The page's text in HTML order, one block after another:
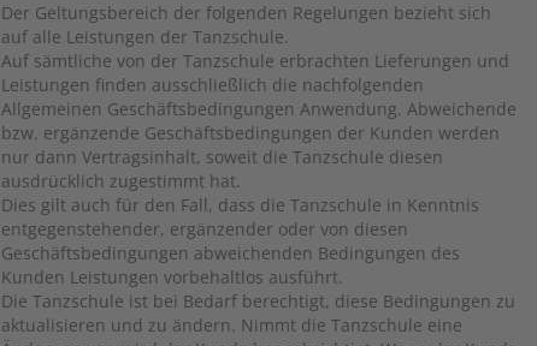
Der Geltungsbereich der folgenden Regelungen bezieht sich
auf alle Leistungen der Tanzschule.
Auf sämtliche von der Tanzschule erbrachten Lieferungen und
Leistungen finden ausschließlich die nachfolgenden
Allgemeinen Geschäftsbedingungen Anwendung. Abweichende
bzw. ergänzende Geschäftsbedingungen der Kunden werden
nur dann Vertragsinhalt, soweit die Tanzschule diesen
ausdrücklich zugestimmt hat.
Dies gilt auch für den Fall, dass die Tanzschule in Kenntnis
entgegenstehender, ergänzender oder von diesen
Geschäftsbedingungen abweichenden Bedingungen des
Kunden Leistungen vorbehaltlos ausführt.
Die Tanzschule ist bei Bedarf berechtigt, diese Bedingungen zu
aktualisieren und zu ändern. Nimmt die Tanzschule eine